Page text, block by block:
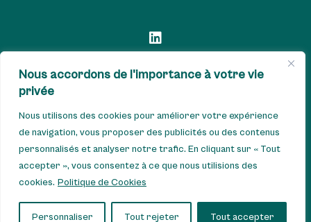
Nous accordons de l'importance à votre vie
privée
Nous utilisons des cookies pour améliorer votre expérience
de navigation, vous proposer des publicités ou des contenus
personnalisés et analyser notre trafic. En cliquant sur « Tout
accepter », vous consentez à ce que nous utilisions des
cookies. Politique de Cookies
Personnaliser Tout rejeter Tout accepter
Avenue Winston Churchill, 79/25 – 1180 Uccle - Tel : +32 2 880
07 22 - GSM : +32 477 567 865
TVA : BE0833.413.310 - IBAN : BE65 7512 0735 2896 -
AXABBE22